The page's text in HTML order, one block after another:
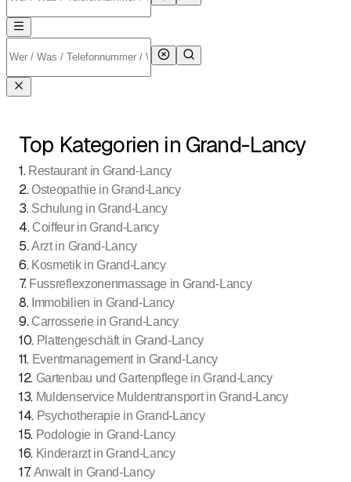
Top Kategorien in Grand-Lancy
1. Restaurant in Grand-Lancy
2.Osteopathie in Grand-Lancy
3. Schulung in Grand-Lancy
4. Coiffeur in Grand-Lancy
5.Arzt in Grand-Lancy
6. Kosmetik in Grand-Lancy
7. Fussreflexzonenmassage in Grand-Lancy
8. Immobilien in Grand-Lancy
9. Carrosserie in Grand-Lancy
10. Plattengeschäft in Grand-Lancy
11. Eventmanagement in Grand-Lancy
12. Gartenbau und Gartenpflege in Grand-Lancy
13. Muldenservice Muldentransport in Grand-Lancy
14. Psychotherapie in Grand-Lancy
15. Podologie in Grand-Lancy
16. Kinderarzt in Grand-Lancy
17. Anwalt in Grand-Lancy